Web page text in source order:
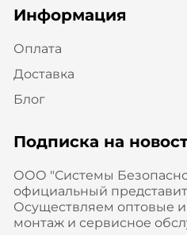
Информация
Оплата
Доставка
Блог
Подписка на
ООО "Системы
официальный
Осуществляем оптовые
монтаж и сервисное